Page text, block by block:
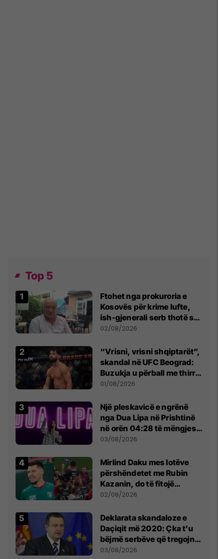
Top 5
Ftohet nga prokuroria e
Kosovës për krime lufte,
ish-gjenerali serb thotë se
dikush e tradhtoi në
02/08/2026
“Vrisni, vrisni shqiptarët”,
skandal në UFC Beograd:
Buzukja u përball me thirrje
anti-shqiptare nga
01/08/2026
Një pleskavicë e ngrënë
nga Dua Lipa në Prishtinë
në orën 04:28 të mëngjesit
- dhe bota digjitale serbe
03/08/2026
Mirlind Daku mes lotëve
përshëndetet me Rubin
Kazanin, do të fitojë
miliona te Spartak Moska
02/08/2026
​Deklarata skandaloze e
Daçiqit më 2020: Çka t'u
bëjmë serbëve që tregojnë
ku janë varrosur shqiptarët
03/08/2026